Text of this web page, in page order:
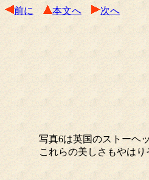
前に 本文へ 次へ
写真6は英国のストーヘッ
これらの美しさもやはり